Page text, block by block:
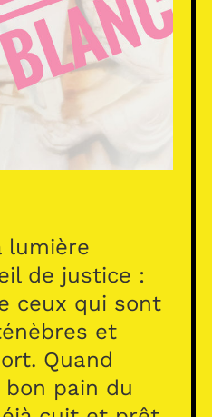
lumière
de justice :
ceux qui sont
et
Quand
bon pain du